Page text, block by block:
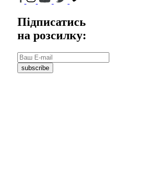
Підписатись
на розсилку:
subscribe